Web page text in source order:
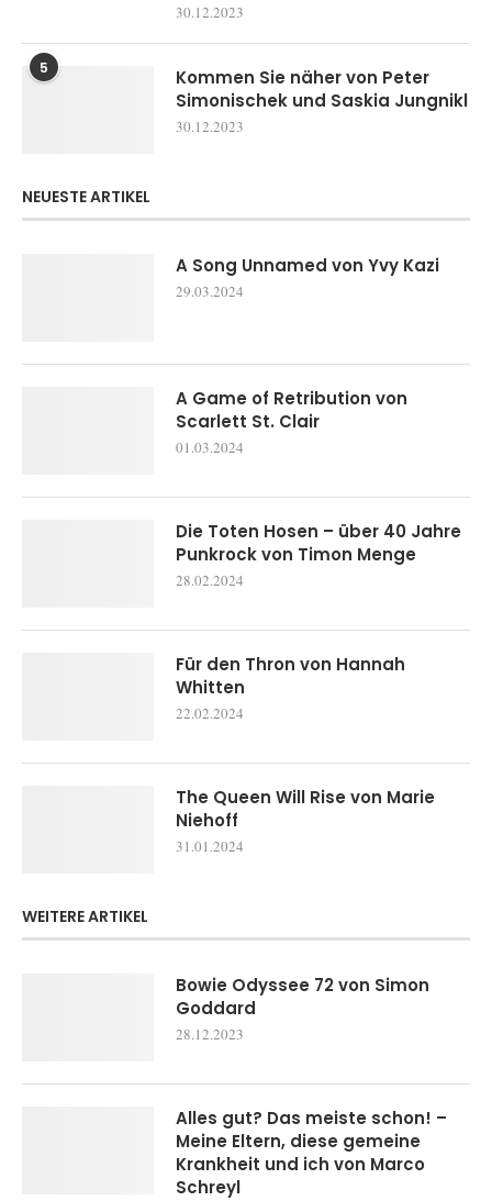
30.12.2023
5
Kommen Sie näher von Peter
Simonischek und Saskia Jungnikl
30.12.2023
NEUESTE ARTIKEL
A Song Unnamed von Yvy Kazi
29.03.2024
A Game of Retribution von
Scarlett St. Clair
01.03.2024
Die Toten Hosen – über 40 Jahre
Punkrock von Timon Menge
28.02.2024
Für den Thron von Hannah
Whitten
22.02.2024
The Queen Will Rise von Marie
Niehoff
31.01.2024
WEITERE ARTIKEL
Bowie Odyssee 72 von Simon
Goddard
28.12.2023
Alles gut? Das meiste schon! –
Meine Eltern, diese gemeine
Krankheit und ich von Marco
Schreyl